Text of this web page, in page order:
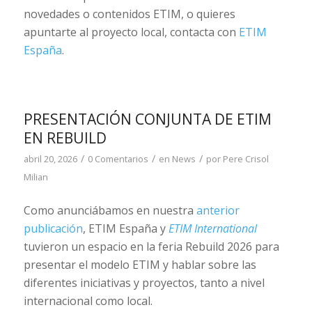
novedades o contenidos ETIM, o quieres
apuntarte al proyecto local, contacta con ETIM
España.
PRESENTACIÓN CONJUNTA DE ETIM
EN REBUILD
abril 20, 2026 / 0 Comentarios / en News / por Pere Crisol
Milian
Como anunciábamos en nuestra anterior
publicación, ETIM España yETIM International
tuvieron un espacio en la feria Rebuild 2026 para
presentar el modelo ETIM y hablar sobre las
diferentes iniciativas y proyectos, tanto a nivel
internacional como local.